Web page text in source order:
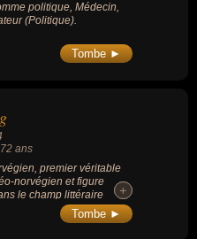
politique, Médecin,
(Politique).
Tombe ►
, 72 ans
premier véritable
norvégien et figure
le champ littéraire
+
+
Tombe ►